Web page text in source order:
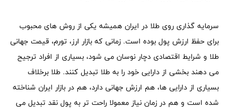
سرمایه گذاری روی طلا در ایران همیشه یکی از روش های محبوب
برای حفظ ارزش پول بوده است. زمانی که بازار ارز، تورم، قیمت جهانی
طلا و شرایط اقتصادی دچار نوسان می شود، بسیاری از افراد ترجیح
می دهند بخشی از دارایی خود را به طلا تبدیل کنند. طلا برخلاف
بسیاری از دارایی ها، هم ارزش جهانی دارد، هم در بازار ایران شناخته
شده است و هم در زمان نیاز معمولا راحت تر به پول نقد تبدیل می